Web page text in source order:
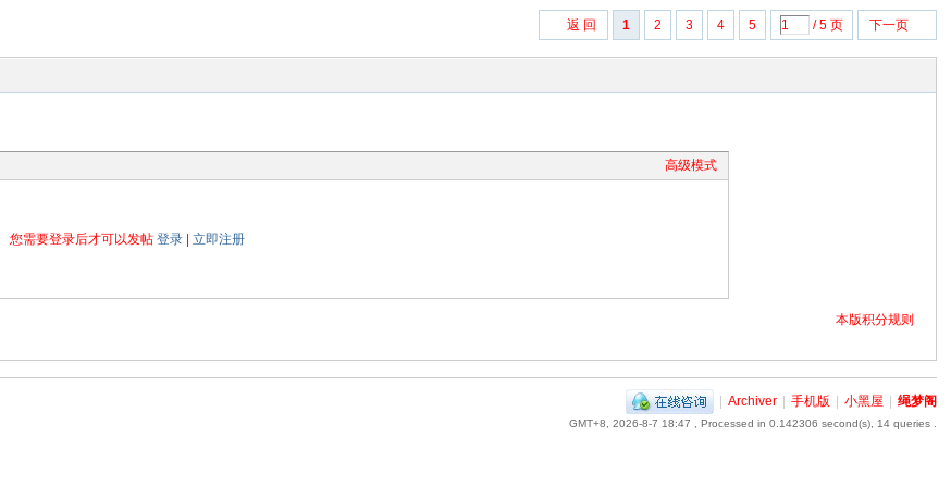
1 2 3 4 5 / 5 页 下一页
返 回
高级模式
您需要登录后才可以发帖 登录| 立即注册
本版积分规则
| Archiver | 手机版 | 小黑屋 | 绳梦阁
GMT+8, 2026-8-7 18:47 , Processed in 0.142306 second(s), 14 queries .